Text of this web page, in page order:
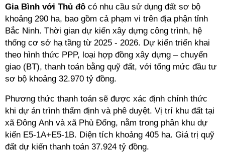
Gia Bình với Thủ đô có nhu cầu sử dụng đất sơ bộ
khoảng 290 ha, bao gồm cả phạm vi trên địa phận tỉnh
Bắc Ninh. Thời gian dự kiến xây dựng công trình, hệ
thống cơ sở hạ tầng từ 2025 - 2026. Dự kiến triển khai
theo hình thức PPP, loại hợp đồng xây dựng – chuyển
giao (BT), thanh toán bằng quỹ đất, với tổng mức đầu tư
sơ bộ khoảng 32.970 tỷ đồng.
Phương thức thanh toán sẽ được xác định chính thức
khi dự án trình thẩm định và phê duyệt. Vị trí khu đất tại
xã Đông Anh và xã Phù Đổng, nằm trong phân khu dự
kiến E5-1A+E5-1B. Diện tích khoảng 405 ha. Giá trị quỹ
đất dự kiến thanh toán 37.924 tỷ đồng.